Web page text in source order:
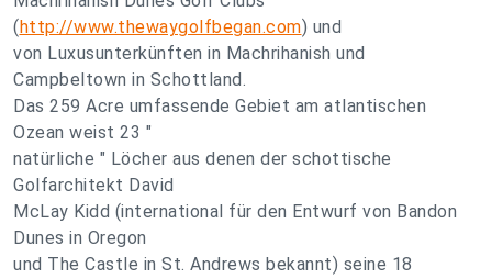
(http://www.thewaygolfbegan.com) und
von Luxusunterkünften in Machrihanish und
Campbeltown in Schottland.
Das 259 Acre umfassende Gebiet am atlantischen
Ozean weist 23 "
natürliche " Löcher aus denen der schottische
Golfarchitekt David
McLay Kidd (international für den Entwurf von Bandon
Dunes in Oregon
und The Castle in St. Andrews bekannt) seine 18